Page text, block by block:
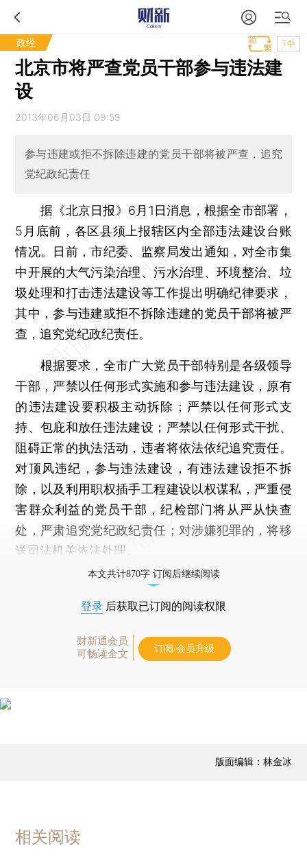
政经 T中
北京市将严查党员干部参与违法建
设
2013年06月03日 09:59
参与违建或拒不拆除违建的党员干部将被严查，追究
党纪政纪责任
据《北京日报》6月1日消息，根据全市部署，
5月底前，各区县须上报辖区内全部违法建设台账
情况。日前，市纪委、监察局发出通知，对全市集
中开展的大气污染治理、污水治理、环境整治、垃
圾处理和打击违法建设等工作提出明确纪律要求，
其中，参与违建或拒不拆除违建的党员干部将被严
查，追究党纪政纪责任。
根据要求，全市广大党员干部特别是各级领导
干部，严禁以任何形式实施和参与违法建设，原有
的违法建设要积极主动拆除；严禁以任何形式支
持、包庇和放任违法建设；严禁以任何形式干扰、
阻碍正常的执法活动，违者将依法依纪追究责任。
对顶风违纪，参与违法建设，有违法建设拒不拆
除，以及利用职权插手工程建设以权谋私，严重侵
害群众利益的党员干部，纪检部门将从严从快查
处，严肃追究党纪政纪责任；对涉嫌犯罪的，将移
送司法机关依法处理。
本文共计870字 订阅后继续阅读
登录 后获取已订阅的阅读权限
财新通会员
可畅读全文
订阅/会员升级
版面编辑：林金冰
相关阅读